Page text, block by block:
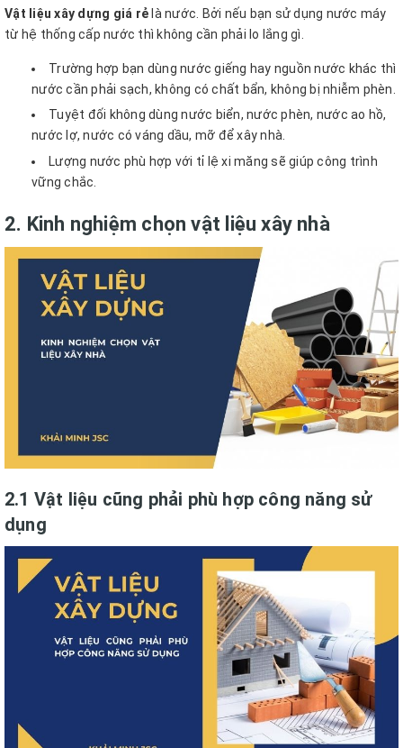
Vật liệu xây dựng giá rẻlà nước. Bởi nếu bạn sử dụng nước máy
từ hệ thống cấp nước thì không cần phải lo lắng gì.
Trường hợp bạn dùng nước giếng hay nguồn nước khác thì
nước cần phải sạch, không có chất bẩn, không bị nhiễm phèn.
Tuyệt đối không dùng nước biển, nước phèn, nước ao hồ,
nước lợ, nước có váng dầu, mỡ để xây nhà.
Lượng nước phù hợp với tỉ lệ xi măng sẽ giúp công trình
vững chắc.
2. Kinh nghiệm chọn vật liệu xây nhà
2.1 Vật liệu cũng phải phù hợp công năng sử
dụng